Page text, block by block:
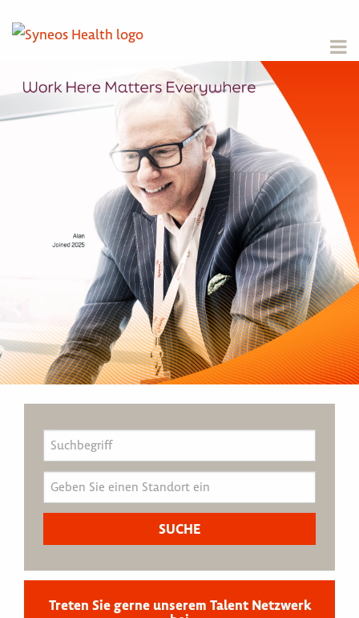
Treten Sie gerne unserem Talent Netzwerk